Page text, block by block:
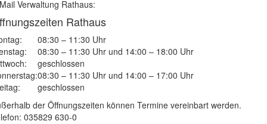
Verwaltung Rathaus:
Rathaus
08:30 – 11:30 Uhr
08:30 – 11:30 Uhr und 14:00 – 18:00 Uhr
geschlossen
08:30 – 11:30 Uhr und 14:00 – 17:00 Uhr
geschlossen
der Öffnungszeiten können Termine vereinbart werden.
035829 630-0